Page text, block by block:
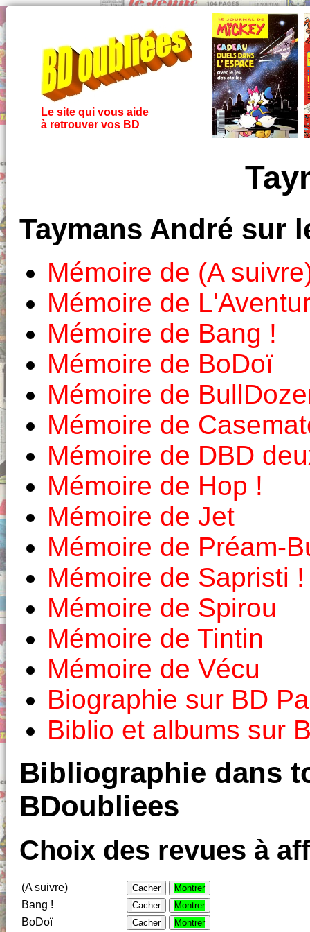
Le site qui vous aide
à retrouver vos BD
Taymans André sur
Mémoire de (A
Mémoire de
Mémoire de Bang !
Mémoire de BoDoï
Mémoire de
Mémoire de
Mémoire de DBD
Mémoire de Hop !
Mémoire de Jet
Mémoire de Préam-
Mémoire de Sapristi !
Mémoire de Spirou
Mémoire de Tintin
Mémoire de Vécu
Biographie sur BD
Biblio et albums sur
Bibliographie dans
BDoubliees
Choix des revues à
(A suivre) Cacher Montrer
Bang ! Cacher Montrer
BoDoï Cacher Montrer